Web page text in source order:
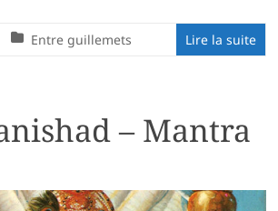
Entre guillemets Lire la suite
– Mantra